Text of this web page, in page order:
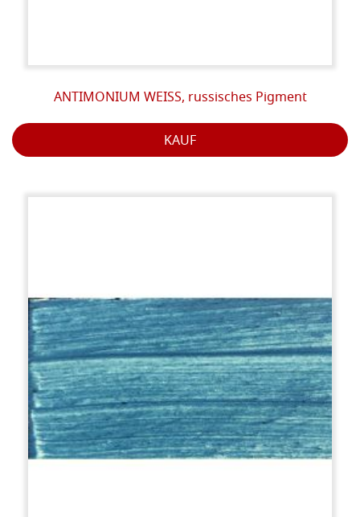
ANTIMONIUM WEISS, russisches Pigment
KAUF